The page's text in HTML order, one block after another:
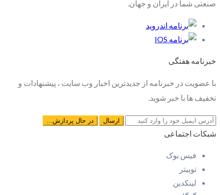
صنعتی شما در ایران و جهان.
خبرنامه هفتگی
با عضویت در خبرنامه از جدیدترین اخبار وب سایت ، پیشنهادات و
تخفیف ها با خبر شوید.
شبکات اجتماعی
فیس بوک
توییتر
لینکدین